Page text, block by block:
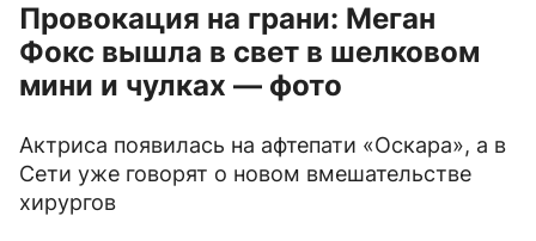
Провокация на грани: Меган
Фокс вышла в свет в шелковом
мини и чулках — фото
Актриса появилась на афтепати «Оскара», а в
Сети уже говорят о новом вмешательстве
хирургов